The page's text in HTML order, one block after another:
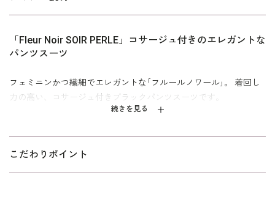
続きを見る
「Fleur Noir SOIR PERLE」コサージュ付きのエレガントな
パンツスーツ
フェミニンかつ繊細でエレガントな｢フルールノワール｣。 着回し
力の高い、コサージュ付きブラックパンツスーツです。
品なブラウス。 ホック4か所留めで、きちんとした印象です。 パ
ンツはエレガントなワイドシルエット。 背面ウエストにゴムを入
こだわりポイント